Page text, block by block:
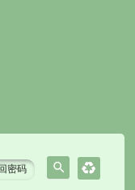
密码